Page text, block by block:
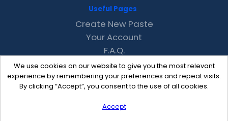
We use cookies on our website to give you the most relevant
experience by remembering your preferences and repeat visits.
By clicking “Accept”, you consent to the use of all cookies.
Accept
Useful Pages
Create New Paste
Your Account
F.A.Q.
Recent
Contact